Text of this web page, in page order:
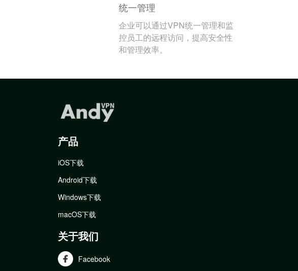
统一管理
企业可以通过VPN统一管理和监
控员工的远程访问，提高安全性
和管理效率。
产品
iOS下载
Android下载
Windows下载
macOS下载
关于我们
Facebook